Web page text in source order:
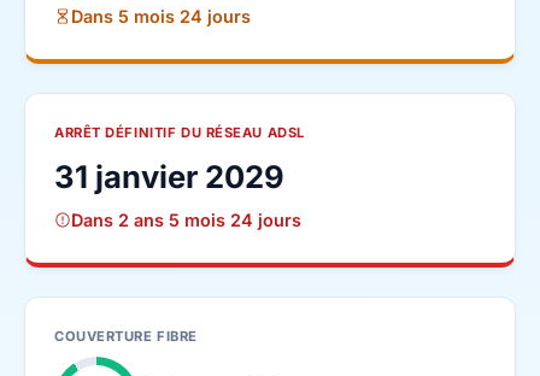
Dans 5 mois 24 jours
ARRÊT DÉFINITIF DU RÉSEAU ADSL
31 janvier 2029
Dans 2 ans 5 mois 24 jours
COUVERTURE FIBRE